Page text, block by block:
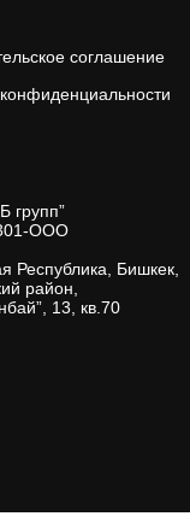
соглашение
групп”
ООО
Республика, Бишкек,
район,
13, кв.70